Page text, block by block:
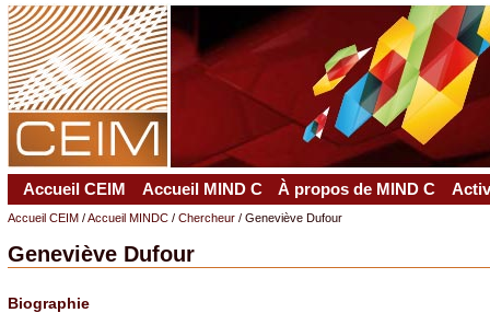
Accueil CEIM Accueil MIND C À propos de MIND C
Accueil CEIM/Accueil MINDC/ Chercheur/ Geneviève Dufour
Geneviève Dufour
Biographie